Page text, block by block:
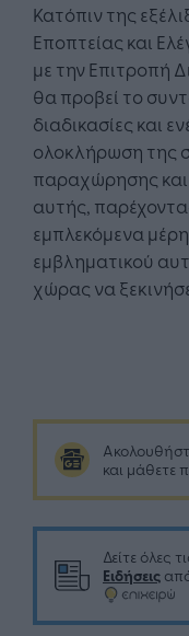
Κατόπιν της
Εποπτείας και
με την Επιτροπή
θα προβεί το
διαδικασίες και
ολοκλήρωση της
παραχώρησης
αυτής,
εμπλεκόμενα
εμβληματικού
χώρας να
και μάθετε
Δείτε όλες
Ειδήσεις